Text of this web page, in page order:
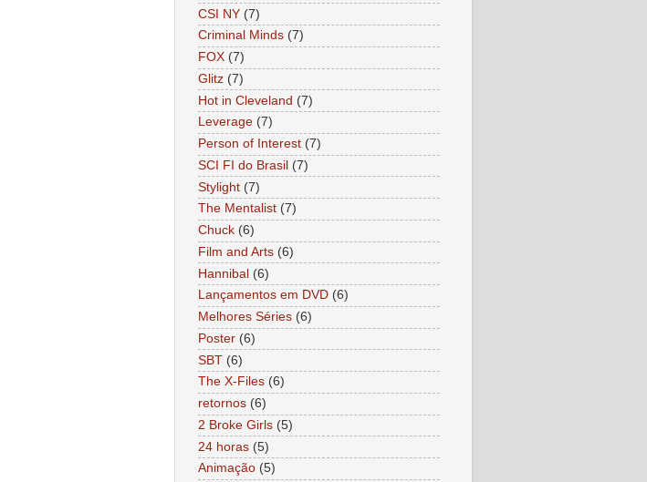
CSI NY (7)
Criminal Minds (7)
FOX (7)
Glitz (7)
Hot in Cleveland (7)
Leverage (7)
Person of Interest (7)
SCI FI do Brasil (7)
Stylight (7)
The Mentalist (7)
Chuck (6)
Film and Arts (6)
Hannibal (6)
Lançamentos em DVD (6)
Melhores Séries (6)
Poster (6)
SBT (6)
The X-Files (6)
retornos (6)
2 Broke Girls (5)
24 horas (5)
Animação (5)